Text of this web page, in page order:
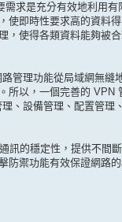
是充分有效地利用有
使即時性要求高的資料
，使得各類資料能夠被
理功能從局域網無縫地
所以，一個完善的 VPN
、設備管理、配置管理
的穩定性，提供不間斷
防禦功能有效保證網路